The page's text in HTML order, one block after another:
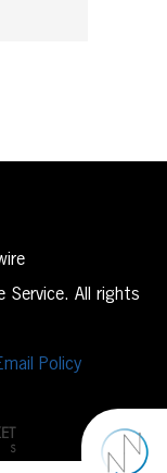
Service. All rights
Policy